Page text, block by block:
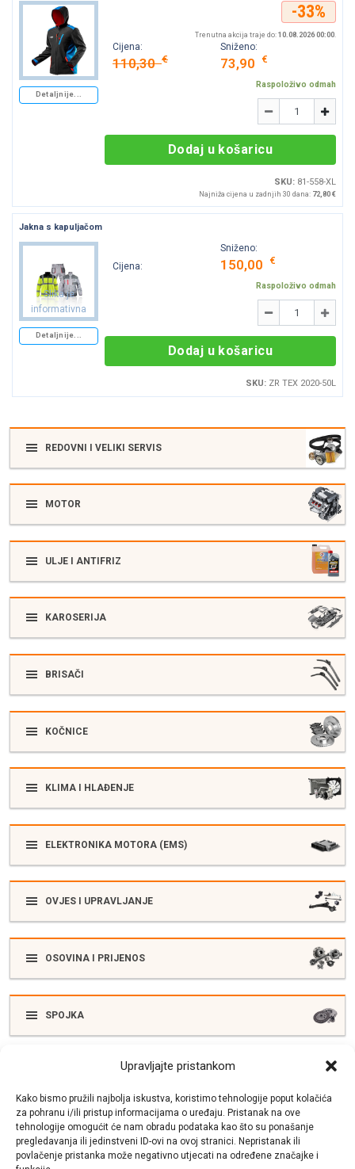
Upravljajte pristankom
Kako bismo pružili najbolja iskustva, koristimo tehnologije poput kolačića
za pohranu i/ili pristup informacijama o uređaju. Pristanak na ove
tehnologije omogućit će nam obradu podataka kao što su ponašanje
pregledavanja ili jedinstveni ID-ovi na ovoj stranici. Nepristanak ili
povlačenje pristanka može negativno utjecati na određene značajke i
Detaljnije...
-33%
Trenutna akcija traje do: 10.08.2026 00:00
Cijena:
110,30€
Sniženo:
73,90 €
Raspoloživo odmah
- +
Dodaj u košaricu
SKU: 81-558-XL
Najniža cijena u zadnjih 30 dana: 72,80 €
Slika je
informativna
Detaljnije...
Jakna s kapuljačom
Cijena:
Sniženo:
150,00 €
Raspoloživo odmah
- +
Dodaj u košaricu
SKU: ZR TEX 2020-50L
REDOVNI I VELIKI SERVIS
MOTOR
ULJE I ANTIFRIZ
KAROSERIJA
BRISAČI
KOČNICE
KLIMA I HLAĐENJE
ELEKTRONIKA MOTORA (EMS)
OVJES I UPRAVLJANJE
OSOVINA I PRIJENOS
SPOJKA
SUSTAV ISPUŠNIH PLINOVA